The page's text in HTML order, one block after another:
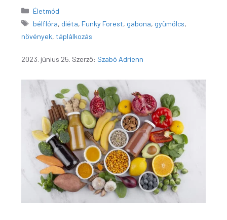
Kategória
Életmód
Címkék
bélflóra, diéta, Funky Forest, gabona, gyümölcs,
növények, táplálkozás
2023. június 25. Szerző: Szabó Adrienn